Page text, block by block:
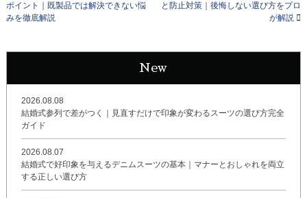
ポイント｜既製品では解決できない悩
みを徹底解説
と防止対策｜後悔しない選び方をプロ
が解説
New
2026.08.08
結婚式参列で差がつく｜見直すだけで印象が変わるスーツの選び方完全
ガイド
2026.08.07
結婚式で好印象を与えるデニムスーツの基本｜マナーとおしゃれを両立
する正しい選び方